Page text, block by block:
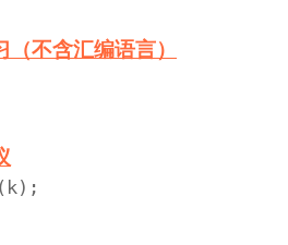
不含汇编语言）
&k){